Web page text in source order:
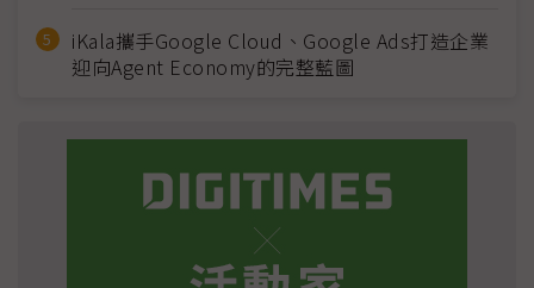
iKala攜手Google Cloud、Google Ads打造企業
迎向Agent Economy的完整藍圖